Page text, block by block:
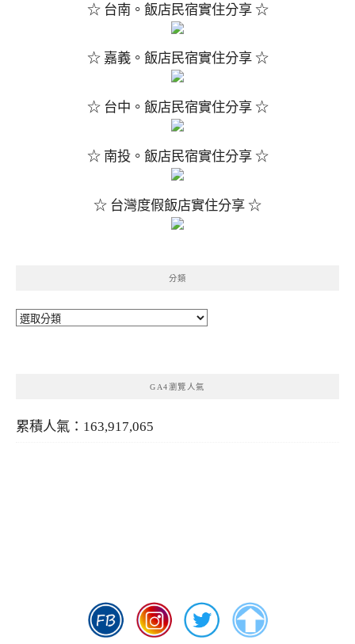
☆ 台南。飯店民宿實住分享 ☆
☆ 嘉義。飯店民宿實住分享 ☆
☆ 台中。飯店民宿實住分享 ☆
☆ 南投。飯店民宿實住分享 ☆
☆ 台灣度假飯店實住分享 ☆
分類
分
GA4瀏覽人氣
累積人氣：163,917,065